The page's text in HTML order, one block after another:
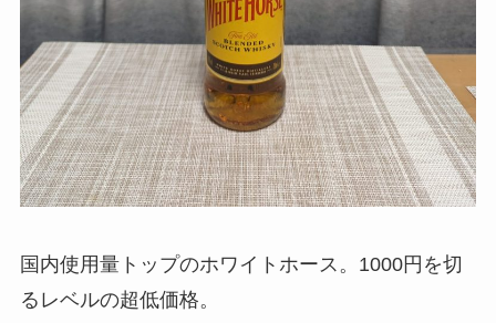
国内使用量トップのホワイトホース。1000円を切
るレベルの超低価格。